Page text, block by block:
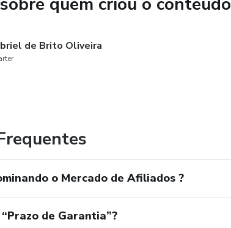
de Brito Oliveira
o Mercado de Afiliados ?
de Garantia”?